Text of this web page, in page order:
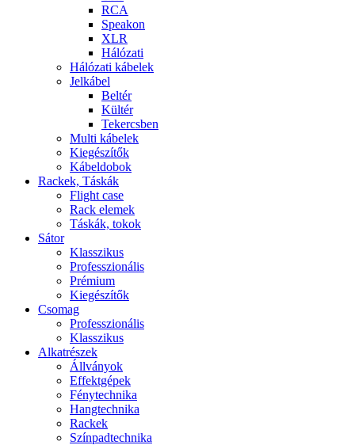
RCA
Speakon
XLR
Hálózati
Hálózati kábelek
Jelkábel
Beltér
Kültér
Tekercsben
Multi kábelek
Kiegészítők
Kábeldobok
Rackek, Táskák
Flight case
Rack elemek
Táskák, tokok
Sátor
Klasszikus
Professzionális
Prémium
Kiegészítők
Csomag
Professzionális
Klasszikus
Alkatrészek
Állványok
Effektgépek
Fénytechnika
Hangtechnika
Rackek
Színpadtechnika